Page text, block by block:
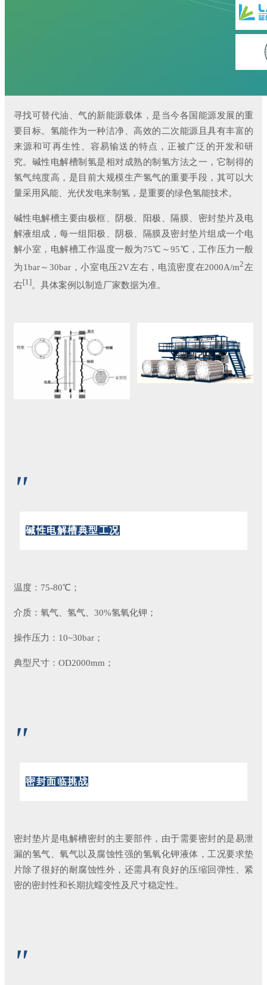
寻找可替代油、气的新能源载体，是当今各国能源发展的重
要目标。氢能作为一种洁净、高效的二次能源且具有丰富的
来源和可再生性、容易输送的特点，正被广泛的开发和研
究。碱性电解槽制氢是相对成熟的制氢方法之一，它制得的
氢气纯度高，是目前大规模生产氢气的重要手段，其可以大
量采用风能、光伏发电来制氢，是重要的绿色氢能技术。
碱性电解槽主要由极框、阴极、阳极、隔膜、密封垫片及电
解液组成，每一组阳极、阴极、隔膜及密封垫片组成一个电
解小室，电解槽工作温度一般为75℃～95℃，工作压力一般
为1bar～30bar，小室电压2V左右，电流密度在2000A/m2左
右[1]。具体案例以制造厂家数据为准。
"
碱性电解槽典型工况
温度：75-80℃；
介质：氧气、氢气、30%氢氧化钾；
操作压力：10~30bar；
典型尺寸：OD2000mm；
"
密封面临挑战
密封垫片是电解槽密封的主要部件，由于需要密封的是易泄
漏的氢气、氧气以及腐蚀性强的氢氧化钾液体，工况要求垫
片除了很好的耐腐蚀性外，还需具有良好的压缩回弹性、紧
密的密封性和长期抗蠕变性及尺寸稳定性。
"